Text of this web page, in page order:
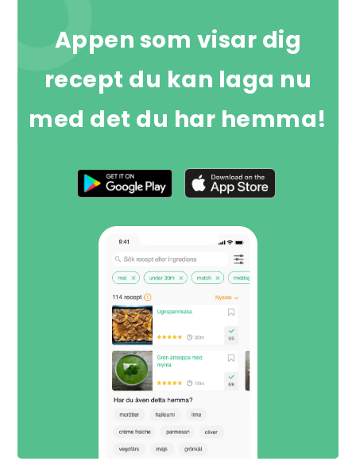
Appen som visar dig
recept du kan laga nu
med det du har hemma!